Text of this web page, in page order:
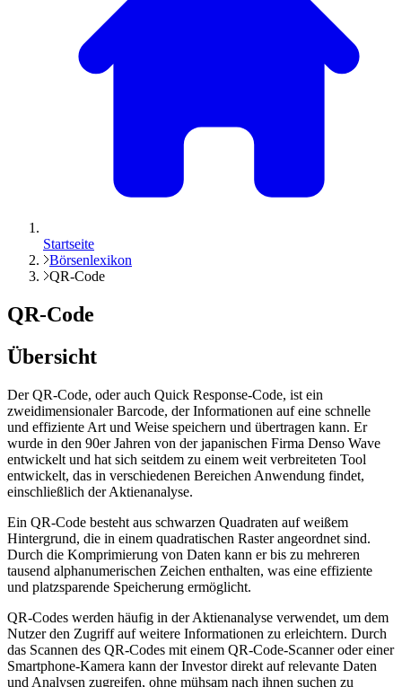
Startseite
Börsenlexikon
QR-Code
QR-Code
Übersicht
Der QR-Code, oder auch Quick Response-Code, ist ein
zweidimensionaler Barcode, der Informationen auf eine schnelle
und effiziente Art und Weise speichern und übertragen kann. Er
wurde in den 90er Jahren von der japanischen Firma Denso Wave
entwickelt und hat sich seitdem zu einem weit verbreiteten Tool
entwickelt, das in verschiedenen Bereichen Anwendung findet,
einschließlich der Aktienanalyse.
Ein QR-Code besteht aus schwarzen Quadraten auf weißem
Hintergrund, die in einem quadratischen Raster angeordnet sind.
Durch die Komprimierung von Daten kann er bis zu mehreren
tausend alphanumerischen Zeichen enthalten, was eine effiziente
und platzsparende Speicherung ermöglicht.
QR-Codes werden häufig in der Aktienanalyse verwendet, um dem
Nutzer den Zugriff auf weitere Informationen zu erleichtern. Durch
das Scannen des QR-Codes mit einem QR-Code-Scanner oder einer
Smartphone-Kamera kann der Investor direkt auf relevante Daten
und Analysen zugreifen, ohne mühsam nach ihnen suchen zu